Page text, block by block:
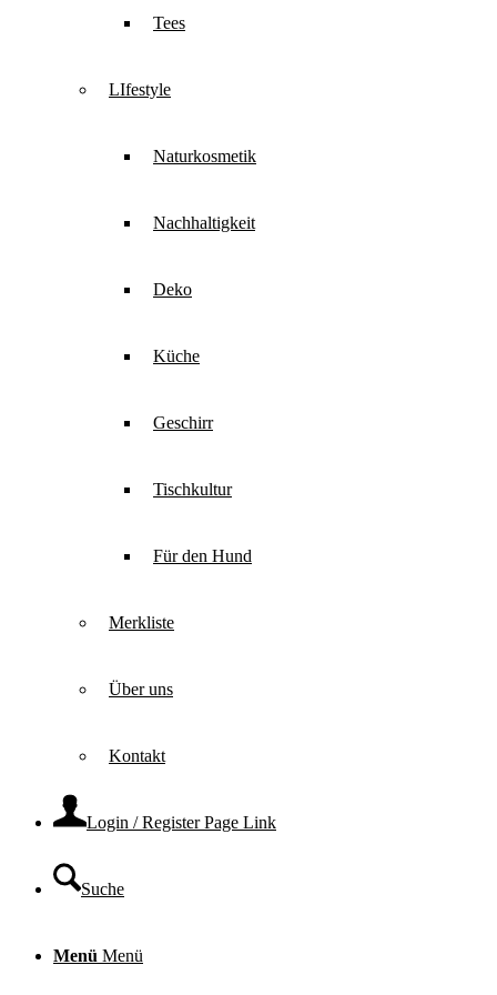
Tees
LIfestyle
Naturkosmetik
Nachhaltigkeit
Deko
Küche
Geschirr
Tischkultur
Für den Hund
Merkliste
Über uns
Kontakt
Login / Register Page Link
Suche
Menü Menü